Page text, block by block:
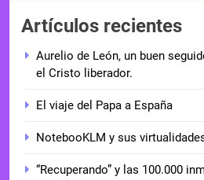
Artículos recientes
Aurelio de León, un buen
el Cristo liberador.
El viaje del Papa a España
NotebooKLM y sus
“Recuperando” y las 100.000